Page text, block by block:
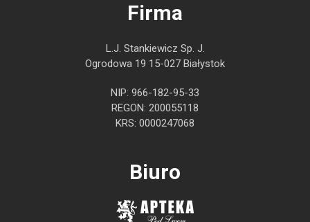
Firma
L.J. Stankiewicz Sp. J.
Ogrodowa 19 15-027 Białystok
NIP: 966-182-95-33
REGON: 200055118
KRS: 0000247068
Biuro